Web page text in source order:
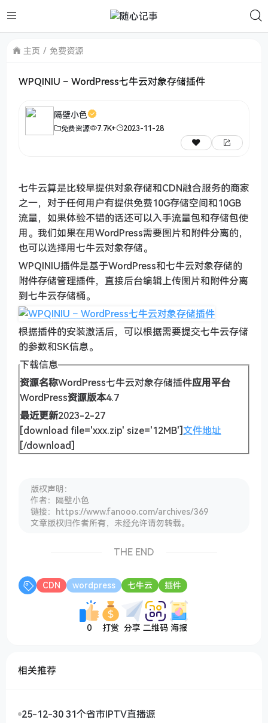
主页 免费资源
WPQINIU – WordPress七牛云对象存储插件
隔壁小色
免费资源 7.7K+ 2023-11-28
七牛云算是比较早提供对象存储和CDN融合服务的商家
之一，对于任何用户有提供免费10G存储空间和10GB
流量，如果体验不错的话还可以入手流量包和存储包使
用。我们如果在用WordPress需要图片和附件分离的，
也可以选择用七牛云对象存储。
WPQINIU插件是基于WordPress和七牛云对象存储的
附件存储管理插件，直接后台编辑上传图片和附件分离
到七牛云存储桶。
根据插件的安装激活后，可以根据需要提交七牛云存储
的参数和SK信息。
下载信息
资源名称WordPress七牛云对象存储插件应用平台
WordPress资源版本4.7
最近更新2023-2-27
[download file='xxx.zip' size='12MB']文件地址
[/download]
版权声明：
作者：隔壁小色
链接：https://www.fanooo.com/archives/369
文章版权归作者所有，未经允许请勿转载。
THE END
CDN wordpress 七牛云 插件
0 打赏 分享 二维码 海报
相关推荐
25-12-30 31个省市IPTV直播源